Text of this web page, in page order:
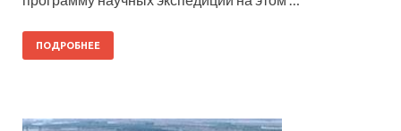
ПОДРОБНЕЕ